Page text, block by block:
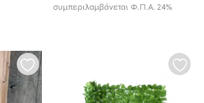
συμπεριλαμβάνεται Φ.Π.Α. 24%